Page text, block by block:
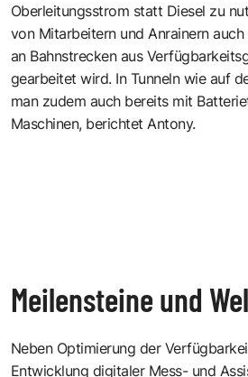
Oberleitungsstrom statt Diesel zu
von Mitarbeitern und Anrainern
an Bahnstrecken aus
gearbeitet wird. In Tunneln wie auf
man zudem auch bereits mit
Maschinen, berichtet Antony.
Meilensteine und
Neben Optimierung der
Entwicklung digitaler Mess- und